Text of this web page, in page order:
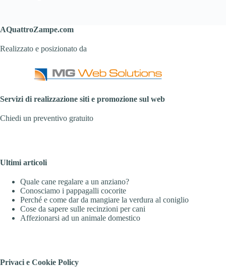
AQuattroZampe.com
Realizzato e posizionato da
Servizi di realizzazione siti e promozione sul web
Chiedi un preventivo gratuito
Ultimi articoli
Quale cane regalare a un anziano?
Conosciamo i pappagalli cocorite
Perché e come dar da mangiare la verdura al coniglio
Cose da sapere sulle recinzioni per cani
Affezionarsi ad un animale domestico
Privaci e Cookie Policy